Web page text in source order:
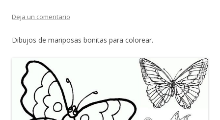
Deja un comentario
Dibujos de mariposas bonitas para colorear.